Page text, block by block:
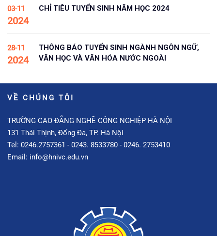
03-11
2024
CHỈ TIÊU TUYỂN SINH NĂM HỌC 2024
28-11
2024
THÔNG BÁO TUYỂN SINH NGÀNH NGÔN NGỮ,
VĂN HỌC VÀ VĂN HÓA NƯỚC NGOÀI
VỀ CHÚNG TÔI
TRƯỜNG CAO ĐẲNG NGHỀ CÔNG NGHIỆP HÀ NỘI
131 Thái Thịnh, Đống Đa, TP. Hà Nội
Tel: 0246.2757361 - 0243. 8533780 - 0246. 2753410
Email: info@hnivc.edu.vn